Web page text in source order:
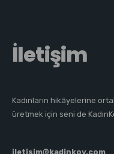
İletişim
Kadınların hikâyelerine
üretmek için seni de
iletisim@kadinkoy.com